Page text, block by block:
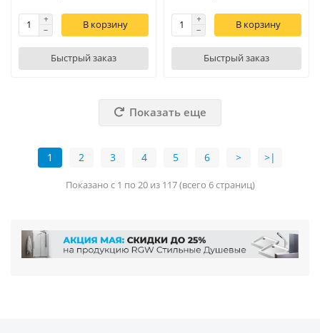
В корзину
Быстрый заказ
В корзину
Быстрый заказ
Показать еще
1 2 3 4 5 6 > >|
Показано с 1 по 20 из 117 (всего 6 страниц)